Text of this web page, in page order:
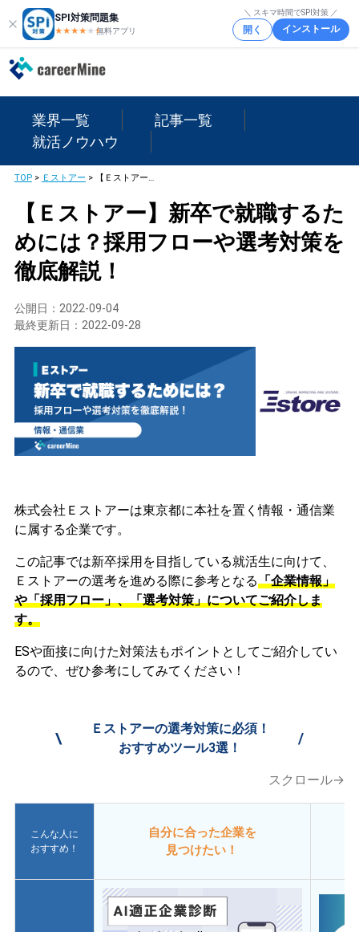
SPI対策問題集
★★★★ ★★
無料アプリ
＼ スキマ時間でSPI対策 ／
開く インストール
業界一覧
記事一覧
就活ノウハウ
TOP> Ｅストアー > 【Ｅストアー】新卒で就職するためには？採用フローや選考対策を徹底解説！
【Ｅストアー】新卒で就職するた
めには？採用フローや選考対策を
徹底解説！
公開日： 2022-09-04
最終更新日： 2022-09-28
株式会社Ｅストアーは東京都に本社を置く情報・通信業
に属する企業です。
この記事では新卒採用を目指している就活生に向けて、
Ｅストアーの選考を進める際に参考となる「企業情報」
や「採用フロー」、「選考対策」についてご紹介しま
す。
ESや面接に向けた対策法もポイントとしてご紹介してい
るので、ぜひ参考にしてみてください！
\
Ｅストアーの選考対策に必須！
おすすめツール3選！
/
スクロール→
こんな人に
おすすめ！
自分に合った企業を
見つけたい！